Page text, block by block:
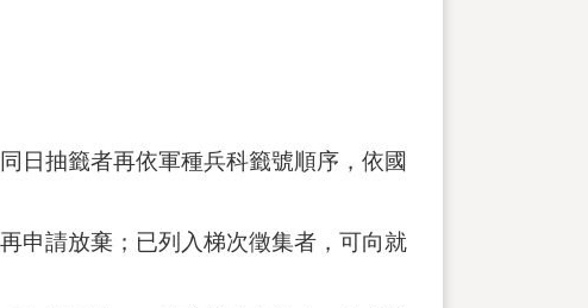
日抽籤者再依軍種兵科籤號順序，依國
申請放棄；已列入梯次徵集者，可向就